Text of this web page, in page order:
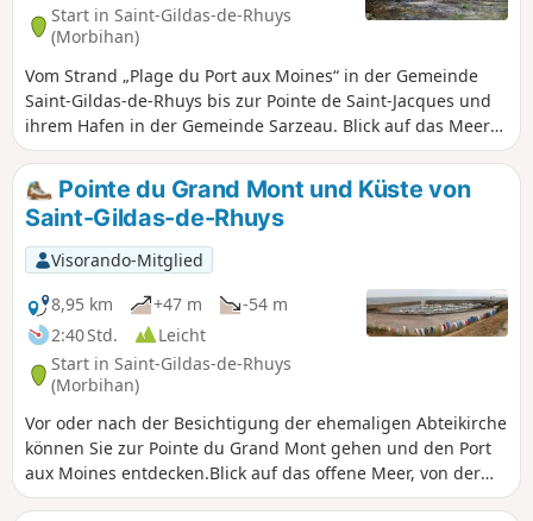
Start in Saint-Gildas-de-Rhuys
(Morbihan)
Vom Strand „Plage du Port aux Moines“ in der Gemeinde
Saint-Gildas-de-Rhuys bis zur Pointe de Saint-Jacques und
ihrem Hafen in der Gemeinde Sarzeau. Blick auf das Meer
in Richtung der Inseln Houat, Hoedic und Belle-Île. Schöne
Wanderung entlang zahlreicher Strände, an denen man
baden kann! Bei Springfluten ist der Weg durchgehend
begehbar. An Tagen mit starkem Wind ist die Strecke sehr
windig.
Pointe du Grand Mont und Küste von
Saint-Gildas-de-Rhuys
Visorando-Mitglied
8,95 km
+47 m
-54 m
2:40 Std.
Leicht
Start in Saint-Gildas-de-Rhuys
(Morbihan)
Vor oder nach der Besichtigung der ehemaligen Abteikirche
können Sie zur Pointe du Grand Mont gehen und den Port
aux Moines entdecken.Blick auf das offene Meer, von der
Halbinsel Quiberon bis Belle-Île.